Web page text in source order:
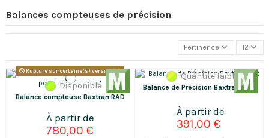
Balances compteuses de précision
Pertinence 12
Rupture sur certaine(s) version(s)
Balance compteuse Baxtran RAD
Disponible
780,00 €
Balance de Precision Baxtran BAR
Quantité faible
391,00 €